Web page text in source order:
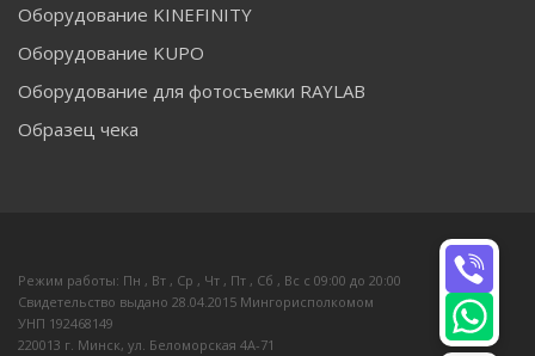
Оборудование KINEFINITY
Оборудование KUPO
Оборудование для фотосъемки RAYLAB
Образец чека
Режим работы: Пн , Вт , Ср , Чт , Пт , Сб , Вс c 09:00 до 20:00
Свидетельство выдано 28.04.2015 Мингорисполкомом
УНП 192468149
220013 г. Минск, ул. Беломорская 4А-71